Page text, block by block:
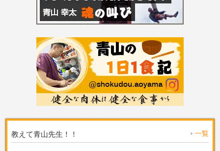
教えて青山先生！！ 一覧